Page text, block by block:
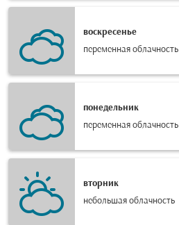
воскресенье
переменная облачность
понедельник
переменная облачность
вторник
небольшая облачность